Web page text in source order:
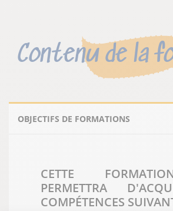
Contenu de la
OBJECTIFS DE FORMATIONS
CETTE
PERMETTRA
COMPÉTENCES